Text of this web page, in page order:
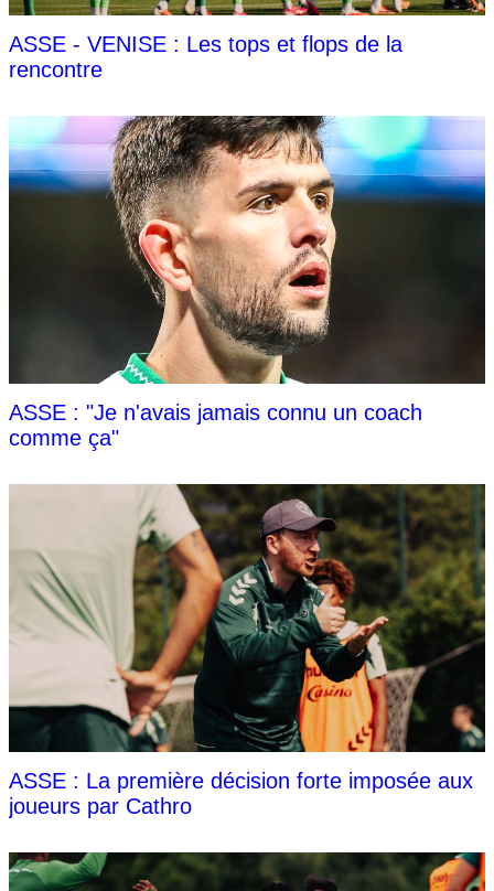
ASSE - VENISE : Les tops et flops de la
rencontre
ASSE : "Je n'avais jamais connu un coach
comme ça"
ASSE : La première décision forte imposée aux
joueurs par Cathro